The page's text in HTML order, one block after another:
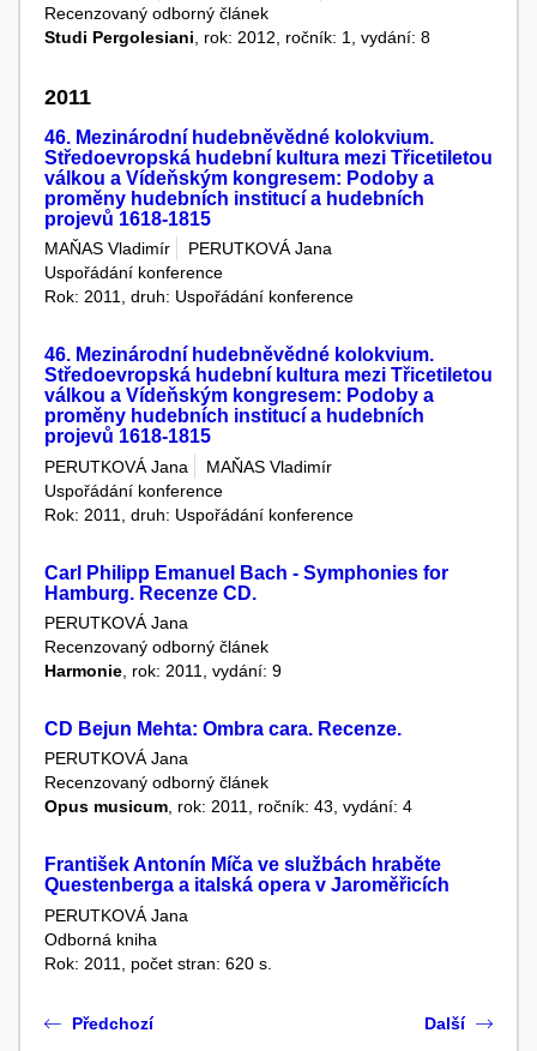
Recenzovaný odborný článek
Studi Pergolesiani , rok: 2012, ročník: 1, vydání: 8
2011
46. Mezinárodní hudebněvědné kolokvium.
Středoevropská hudební kultura mezi Třicetiletou
válkou a Vídeňským kongresem: Podoby a
proměny hudebních institucí a hudebních
projevů 1618-1815
MAŇAS Vladimír
PERUTKOVÁ Jana
Uspořádání konference
Rok: 2011, druh: Uspořádání konference
46. Mezinárodní hudebněvědné kolokvium.
Středoevropská hudební kultura mezi Třicetiletou
válkou a Vídeňským kongresem: Podoby a
proměny hudebních institucí a hudebních
projevů 1618-1815
PERUTKOVÁ Jana
MAŇAS Vladimír
Uspořádání konference
Rok: 2011, druh: Uspořádání konference
Carl Philipp Emanuel Bach - Symphonies for
Hamburg. Recenze CD.
PERUTKOVÁ Jana
Recenzovaný odborný článek
Harmonie , rok: 2011, vydání: 9
CD Bejun Mehta: Ombra cara. Recenze.
PERUTKOVÁ Jana
Recenzovaný odborný článek
Opus musicum, rok: 2011, ročník: 43, vydání: 4
František Antonín Míča ve službách hraběte
Questenberga a italská opera v Jaroměřicích
PERUTKOVÁ Jana
Odborná kniha
Rok: 2011, počet stran: 620 s.
Předchozí Další